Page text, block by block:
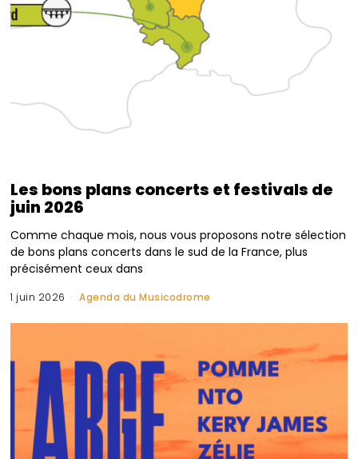
Les bons plans concerts et festivals de
juin 2026
Comme chaque mois, nous vous proposons notre sélection
de bons plans concerts dans le sud de la France, plus
précisément ceux dans
1 juin 2026 Agenda du Musicodrome